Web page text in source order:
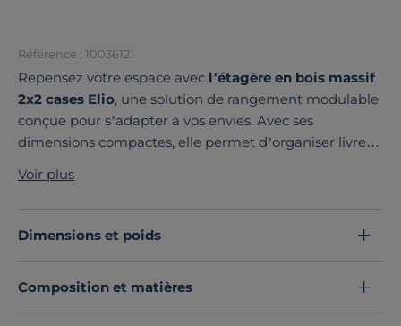
Référence : 10036121
Repensez votre espace avec l’étagère en bois massif
2x2 cases Elio, une solution de rangement modulable
conçue pour s’adapter à vos envies. Avec ses
dimensions compactes, elle permet d’organiser livres,
Conçueen pin massif brut
séduit par son authenticité, apportant du caractère à
votre intérieur. Sa structure aux lignes simples lui
Exprimez votre créativité en jouant avec les
différentes configurations! Seule ou associée à
Voir plus
Dimensions et poids
Composition et matières